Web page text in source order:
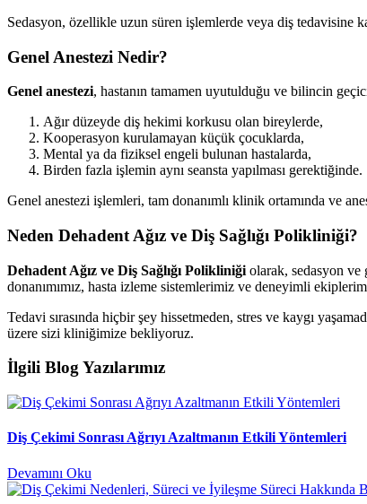
Sedasyon, özellikle uzun süren işlemlerde veya diş tedavisine
Genel Anestezi Nedir?
Genel anestezi, hastanın tamamen uyutulduğu ve bilincin
Ağır düzeyde diş hekimi korkusu olan bireylerde,
Kooperasyon kurulamayan küçük çocuklarda,
Mental ya da fiziksel engeli bulunan hastalarda,
Birden fazla işlemin aynı seansta yapılması gerektiğinde.
Genel anestezi işlemleri, tam donanımlı klinik ortamında ve
Neden Dehadent Ağız ve Diş Sağlığı Polikliniği?
Dehadent Ağız ve Diş Sağlığı Polikliniği olarak, sedasyon ve
donanımımız, hasta izleme sistemlerimiz ve deneyimli
Tedavi sırasında hiçbir şey hissetmeden, stres ve kaygı
üzere sizi kliniğimize bekliyoruz.
İlgili Blog Yazılarımız
Diş Çekimi Sonrası Ağrıyı Azaltmanın Etkili Yöntemleri
Devamını Oku